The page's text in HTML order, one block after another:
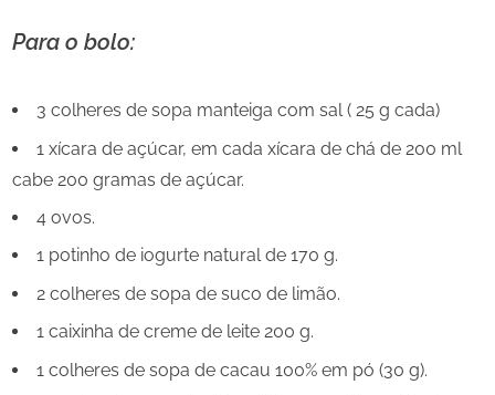
Para o bolo:
3 colheres de sopa manteiga com sal ( 25 g cada)
1 xícara de açúcar, em cada xícara de chá de 200 ml
cabe 200 gramas de açúcar.
4 ovos.
1 potinho de iogurte natural de 170 g.
2 colheres de sopa de suco de limão.
1 caixinha de creme de leite 200 g.
1 colheres de sopa de cacau 100% em pó (30 g).